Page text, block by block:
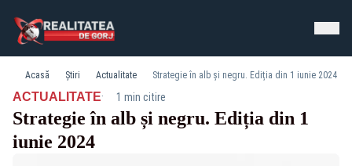
Acasă Știri Actualitate Strategie în alb și negru. Ediția din 1 iunie 2024
ACTUALITATE· 1 min citire
Strategie în alb și negru. Ediția din 1
iunie 2024